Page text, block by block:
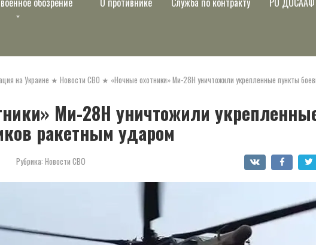
на Украине ★ Новости СВО ★ «Ночные охотники» Ми-28Н уничтожили укрепленные пункты
Ми-28Н уничтожили
ракетным ударом
Рубрика: Новости СВО